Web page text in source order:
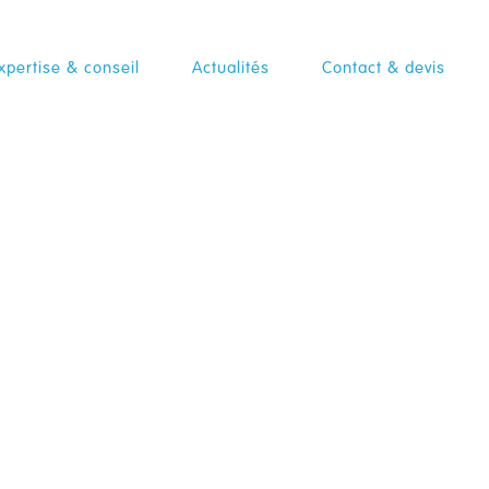
& conseil Actualités Contact & devis